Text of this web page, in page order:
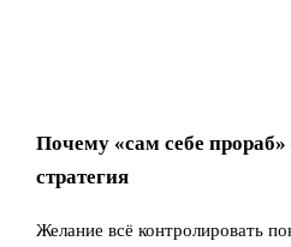
Почему «сам себе
стратегия
Желание всё контролировать